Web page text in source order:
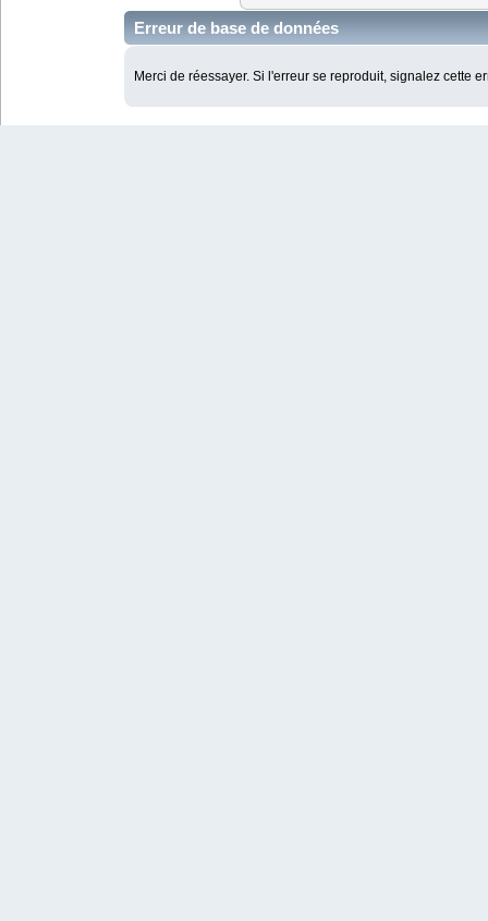
Erreur de base de données
Merci de réessayer. Si l'erreur se reproduit, signalez cette